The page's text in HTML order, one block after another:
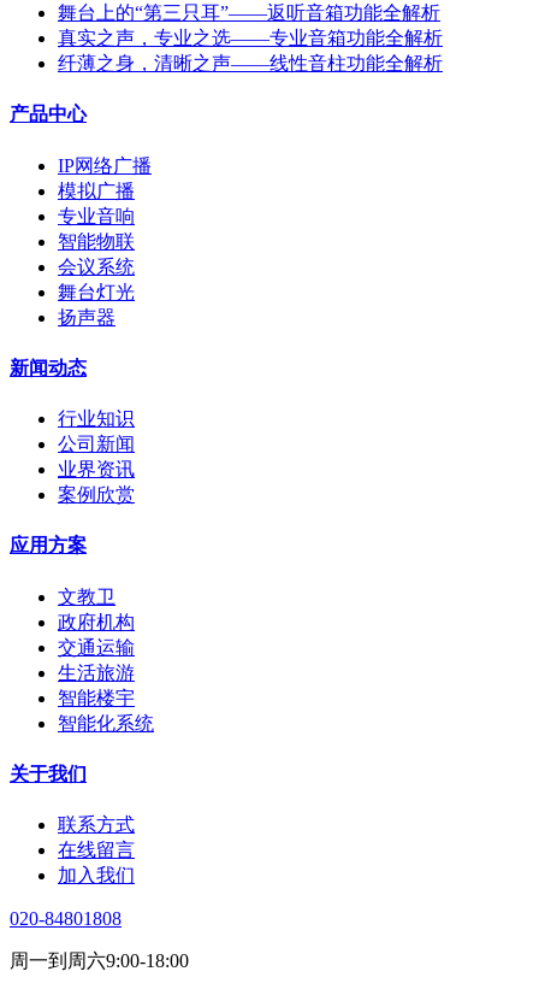
舞台上的“第三只耳”——返听音箱功能全解析
真实之声，专业之选——专业音箱功能全解析
纤薄之身，清晰之声——线性音柱功能全解析
产品中心
IP网络广播
模拟广播
专业音响
智能物联
会议系统
舞台灯光
扬声器
新闻动态
行业知识
公司新闻
业界资讯
案例欣赏
应用方案
文教卫
政府机构
交通运输
生活旅游
智能楼宇
智能化系统
关于我们
联系方式
在线留言
加入我们
020-84801808
周一到周六9:00-18:00